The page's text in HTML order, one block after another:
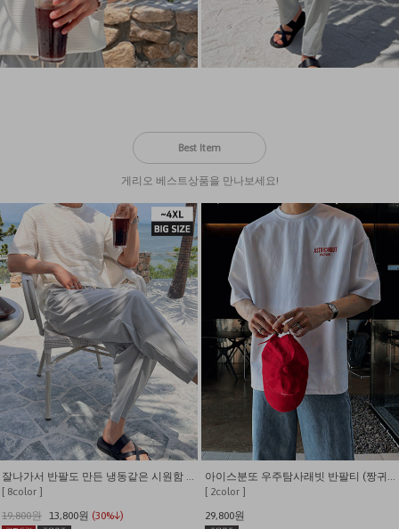
Best Item
게리오 베스트상품을 만나보세요!
잘나가서 반팔도 만든 냉동같은 시원함 쫀쫀와플 반팔 티셔츠
[ 8color ]
19,800원 13,800원 (30%↓)
아이스분또 우주탐사래빗 반팔티 (짱귀여움)
[ 2color ]
29,800원